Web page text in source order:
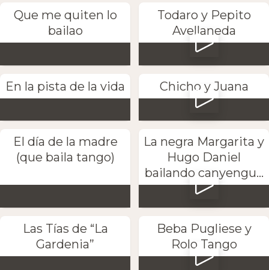
Que me quiten lo
bailao
Todaro y Pepito
Avellaneda
En la pista de la vida Chicho y Juana
El día de la madre
(que baila tango)
La negra Margarita y
Hugo Daniel
bailando canyengu...
Las Tías de “La
Gardenia”
Beba Pugliese y
Rolo Tango